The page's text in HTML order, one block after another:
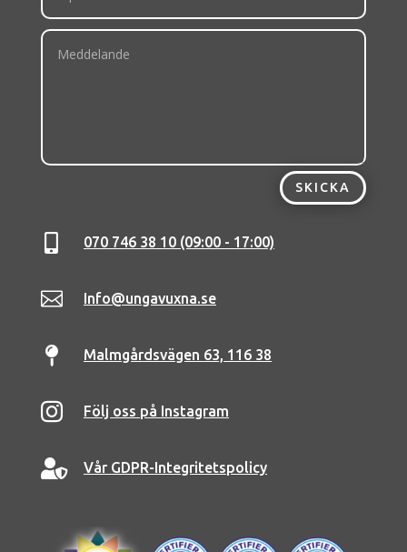
SKICKA
 070 746 38 10 (09:00 - 17:00)
 Info@ungavuxna.se
 Malmgårdsvägen 63, 116 38
 Följ oss på Instagram
 Vår GDPR-Integritetspolicy